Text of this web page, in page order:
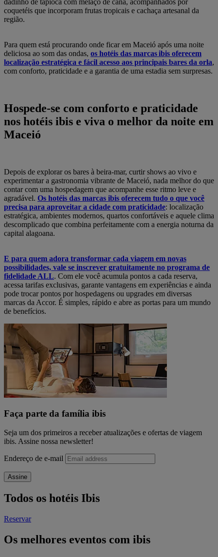
dadinho de tapioca com melaço de cana, acompanhados por
coquetéis que incorporam frutas tropicais e cachaça artesanal da
região.
Para quem está procurando onde ficar em Maceió após uma noite
deliciosa ao som das ondas, os hotéis das marcas ibis oferecem
localização estratégica e fácil acesso aos principais bares da orla,
com conforto, praticidade e a garantia de uma estadia sem surpresas.
Hospede-se com conforto e praticidade
nos hotéis ibis e viva o melhor da noite em
Maceió
Depois de explorar os bares à beira-mar, curtir shows ao vivo e
experimentar a gastronomia vibrante de Maceió, nada melhor do que
contar com uma hospedagem que acompanhe esse ritmo leve e
agradável. Os hotéis das marcas ibis oferecem tudo o que você
precisa para aproveitar a cidade com praticidade: localização
estratégica, ambientes modernos, quartos confortáveis e aquele clima
descomplicado que combina perfeitamente com a energia noturna da
capital alagoana.
E para quem adora transformar cada viagem em novas
possibilidades, vale se inscrever gratuitamente no programa de
fidelidade ALL. Com ele você acumula pontos a cada reserva,
acessa tarifas exclusivas, garante vantagens em experiências e ainda
pode trocar pontos por hospedagens ou upgrades em diversas
marcas da Accor. É simples, rápido e abre as portas para um mundo
de benefícios.
Faça parte da família ibis
Seja um dos primeiros a receber atualizações e ofertas de viagem
ibis. Assine nossa newsletter!
Endereço de e-mail
Assine
Todos os hotéis Ibis
Reservar
Os melhores eventos com ibis